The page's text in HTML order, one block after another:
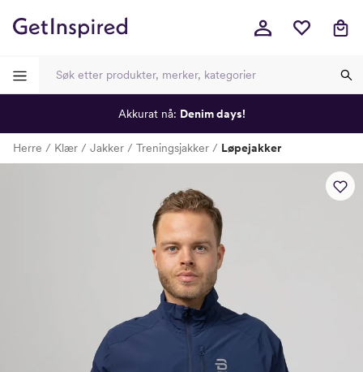
Lagt i kurven, utmerket valg! Til kassen
Herre Klær Jakker Treningsjakker Løpejakker
Akkurat nå: Denim days!
----